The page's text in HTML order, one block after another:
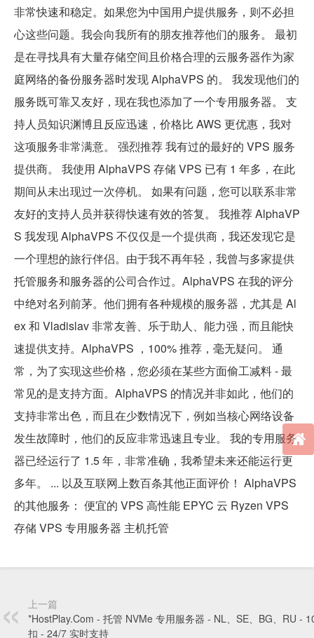
非常快速和稳定。如果您为中国用户提供服务，则不必担
心这些问题。我会向我所有的朋友推荐他们的服务。 最初
是在寻找具有大量存储空间且价格合理的云服务器作为家
庭网络的备份服务器时发现 AlphaVPS 的。 我发现他们的
服务既可靠又友好，现在我也添加了一个专用服务器。 支
持人员知识渊博且反应迅速，价格比 AWS 更优惠，我对
这项服务非常满意。 强烈推荐 我有过的最好的 VPS 服务
提供商。 我使用 AlphaVPS 存储 VPS 已有 1 年多，在此
期间从未出现过一次停机。 如果有问题，您可以联系非常
友好的支持人员并获得快速有效的答复。 我推荐 AlphaVP
S 我发现 AlphaVPS 不仅仅是一个提供商，我还发现它是
一个理想的旅行伴侣。由于我不再年轻，我曾与多家提供
托管服务和服务器的公司合作过。AlphaVPS 在我的评分
中绝对名列前茅。他们拥有各种规模的服务器，尤其是 Al
ex 和 Vladislav 非常友善、乐于助人、能力强，而且能快
速提供支持。AlphaVPS ，100% 推荐，毫无疑问。 通
常，为了实现这些价格，您必须在某些方面偷工减料 - 最
常见的是支持方面。AlphaVPS 的情况并非如此，他们的
支持非常出色，而且在少数情况下，例如当核心网络设备
发生故障时，他们的反应非常迅速且专业。 我的专用服务
器已经运行了 1.5 年，非常准确，我希望未来还能运行更
多年。 ... 以及互联网上数百条其他正面评价！ AlphaVPS
的其他服务： 便宜的 VPS 高性能 EPYC 云 Ryzen VPS
存储 VPS 专用服务器 主机托管
上一篇
*HostPlay.Com - 托管 NVMe 专用服务器 - NL、SE、BG、RU -
扣 - 24/7 实时支持